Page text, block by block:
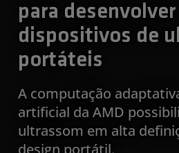
para desenvolver
dispositivos de
portáteis
A computação
artificial da AMD
ultrassom em alta
design portátil.